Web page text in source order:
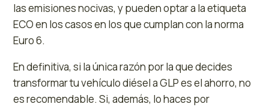
las emisiones nocivas, y pueden optar a la etiqueta
ECO en los casos en los que cumplan con la norma
Euro 6.
En definitiva, si la única razón por la que decides
transformar tu vehículo diésel a GLP es el ahorro, no
es recomendable. Si, además, lo haces por